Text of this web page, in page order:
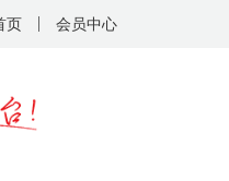
页 会员中心